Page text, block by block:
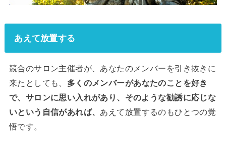
あえて放置する
競合のサロン主催者が、あなたのメンバーを引き抜きに
来たとしても、 多くのメンバーがあなたのことを好き
で、サロンに思い入れがあり、そのような勧誘に応じな
いという自信があれば、 あえて放置するのもひとつの覚
悟です。